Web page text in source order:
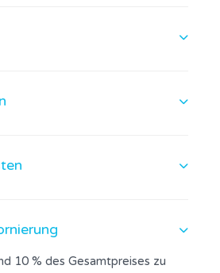
10 % des Gesamtpreises zu